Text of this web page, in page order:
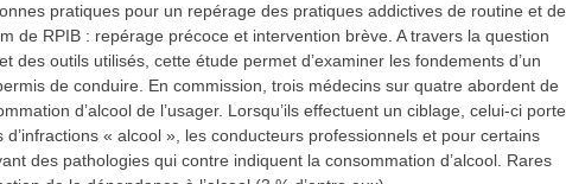
pratiques pour un repérage des pratiques addictives de routine et de
de RPIB : repérage précoce et intervention brève. A travers la question
des outils utilisés, cette étude permet d’examiner les fondements d’un
de conduire. En commission, trois médecins sur quatre abordent de
d’alcool de l’usager. Lorsqu’ils effectuent un ciblage, celui-ci porte
« alcool », les conducteurs professionnels et pour certains
des pathologies qui contre indiquent la consommation d’alcool. Rares